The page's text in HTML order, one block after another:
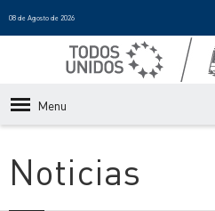
08 de Agosto de 2026
Menu
Noticias